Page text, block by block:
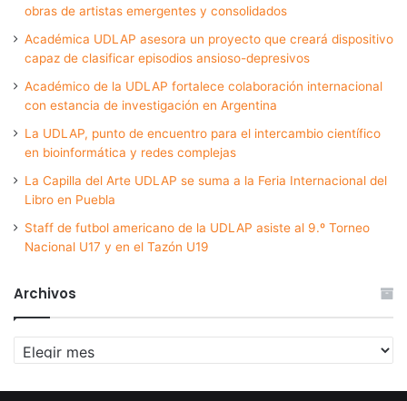
obras de artistas emergentes y consolidados
Académica UDLAP asesora un proyecto que creará dispositivo
capaz de clasificar episodios ansioso-depresivos
Académico de la UDLAP fortalece colaboración internacional
con estancia de investigación en Argentina
La UDLAP, punto de encuentro para el intercambio científico
en bioinformática y redes complejas
La Capilla del Arte UDLAP se suma a la Feria Internacional del
Libro en Puebla
Staff de futbol americano de la UDLAP asiste al 9.º Torneo
Nacional U17 y en el Tazón U19
Archivos
Archivos